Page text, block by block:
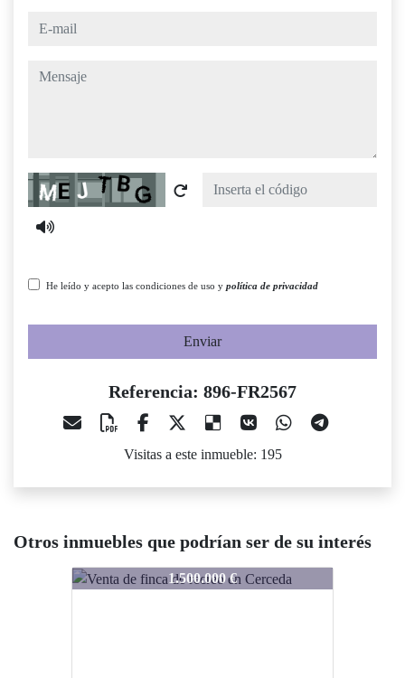
e-mail
mensaje
Captcha
He leído y acepto las condiciones de uso y política de privacidad
Enviar
Referencia: 896-FR2567
Visitas a este inmueble: 195
Otros inmuebles que podrían ser de su interés
896-FR2567 1.500.000 €
896-FR2567 2.040.000 €